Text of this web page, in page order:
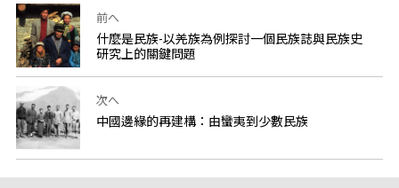
前へ
什麼是民族-以羌族為例探討一個民族誌與民族史
研究上的關鍵問題
次へ
中國邊緣的再建構：由蠻夷到少數民族